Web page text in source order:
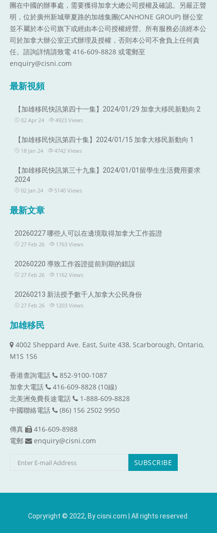
團在中國的辦事處，需要獲得加拿大總公司授權及確認。另嚴正聲
明，位於廣州新城華夏路的加雄集團(CANHONE GROUP) 辦公室
並不屬於本公司旗下或經由本公司授權經營。所有服務必須經本公
司於加拿大辦公室正式辦理及授權，否則本公司不會負上任何責
任。諮詢詳情請致電 416-609-8828 或電郵至
enquiry@cisni.com
最新視頻
【加雄移民快訊第四十一集】2024/01/29 加拿大移民新動向 2
02 Apr 24 4923 Views
【加雄移民快訊第四十集】2024/01/15 加拿大移民新動向 1
18 Jan 24 4742 Views
【加雄移民快訊第三十九集】2024/01/01留學生生活費用要求
2024
02 Jan 24 5140 Views
最新文章
20260227 哪些人可以在邊境取得加拿大工作簽證
27 Feb 26 1763 Views
20260220 導致工作簽證提前到期的錯誤
27 Feb 26 1162 Views
20260213 新法授予數千人加拿大公民身份
27 Feb 26 1203 Views
加雄移民
4002 Sheppard Ave. East, Suite 438, Scarborough, Ontario,
M1S 1S6
香港查詢電話
852-9100-1087
加拿大電話
416-609-8828 (10線)
北美洲免費長途電話
1-888-609-8828
中國聯絡電話
(86) 156 2502 9950
傳真
416-609-8988
電郵
enquiry@cisni.com
Copryright © 2022, By cisni.com | All rights reserved.